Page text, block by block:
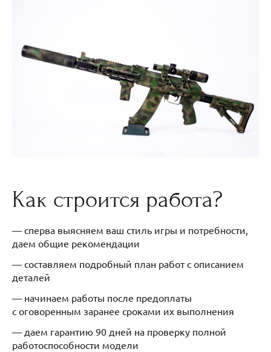
Как строится работа?
— сперва выясняем ваш стиль игры и потребности,
даем общие рекомендации
— составляем подробный план работ с описанием
деталей
— начинаем работы после предоплаты
с оговоренным заранее сроками их выполнения
— даем гарантию 90 дней на проверку полной
работоспособности модели